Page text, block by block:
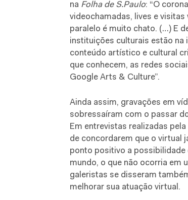
na Folha de S.Paulo: “O
videochamadas, lives e
paralelo é muito chato. (…) E
instituições culturais estão na
conteúdo artístico e cultural
que conhecem, as redes
Google Arts & Culture”.
Ainda assim, gravações em
sobressaíram com o passar
Em entrevistas realizadas pela
de concordarem que o virtual
ponto positivo a
mundo, o que não ocorria em
galeristas se disseram
melhorar sua atuação virtual.